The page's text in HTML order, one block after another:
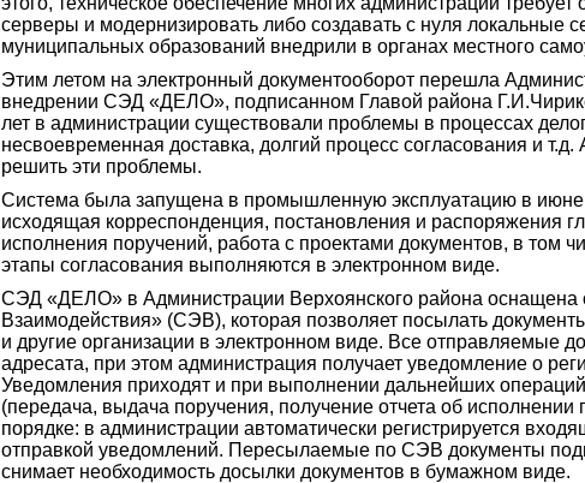
серверы и модернизировать либо создавать с нуля локальные
муниципальных образований внедрили в органах местного
Этим летом на электронный документооборот перешла
внедрении СЭД «ДЕЛО», подписанном Главой района
лет в администрации существовали проблемы в процессах
несвоевременная доставка, долгий процесс согласования и
решить эти проблемы.
Система была запущена в промышленную эксплуатацию в июне
исходящая корреспонденция, постановления и распоряжения
исполнения поручений, работа с проектами документов, в том
этапы согласования выполняются в электронном виде.
СЭД «ДЕЛО» в Администрации Верхоянского района оснащена
Взаимодействия» (СЭВ), которая позволяет посылать
и другие организации в электронном виде. Все отправляемые
адресата, при этом администрация получает уведомление о
Уведомления приходят и при выполнении дальнейших
(передача, выдача поручения, получение отчета об
порядке: в администрации автоматически регистрируется
отправкой уведомлений. Пересылаемые по СЭВ документы
снимает необходимость досылки документов в бумажном виде.